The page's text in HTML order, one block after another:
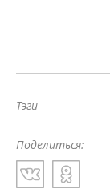
Тэги
Поделиться: